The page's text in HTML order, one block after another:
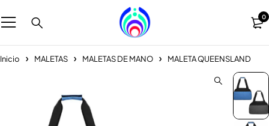
0
Inicio MALETAS MALETAS DE MANO MALETA QUEENSLAND